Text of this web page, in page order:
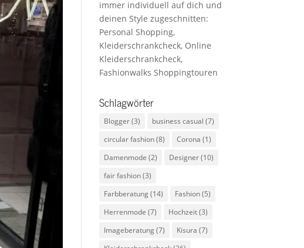
immer individuell auf dich und
deinen Style zugeschnitten:
Personal Shopping,
Kleiderschrankcheck, Online
Kleiderschrankcheck,
Fashionwalks Shoppingtouren
Schlagwörter
Blogger(3) business casual (7)
circular fashion(8) Corona (1)
Damenmode (2) Designer(10)
fair fashion(3)
Farbberatung(14) Fashion(5)
Herrenmode (7) Hochzeit(3)
Imageberatung(7) Kisura (7)